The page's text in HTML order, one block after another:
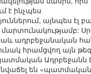
է ինչպես
այնպես էլ
ադրբեջանական
հրամցվող այն
Ադրբեջանն
նվաճել են «պատմական